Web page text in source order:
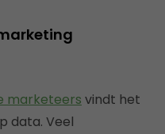
marketeers vindt het
data. Veel